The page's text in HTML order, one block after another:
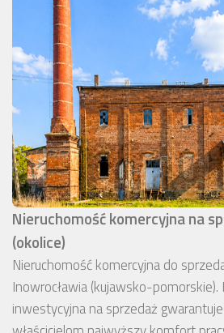
Nieruchomość komercyjna na
(okolice)
Nieruchomość komercyjna do
Inowrocławia (kujawsko-pomorskie).
inwestycyjna na sprzedaż